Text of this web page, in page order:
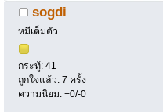
sogdi
หมีเต็มตัว
กระทู้: 41
ถูกใจแล้ว: 7 ครั้ง
ความนิยม: +0/-0